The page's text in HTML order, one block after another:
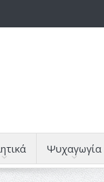
Ψυχαγωγία